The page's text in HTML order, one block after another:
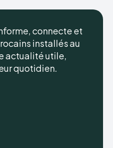
connecte et
installés au
actualité utile,
quotidien.